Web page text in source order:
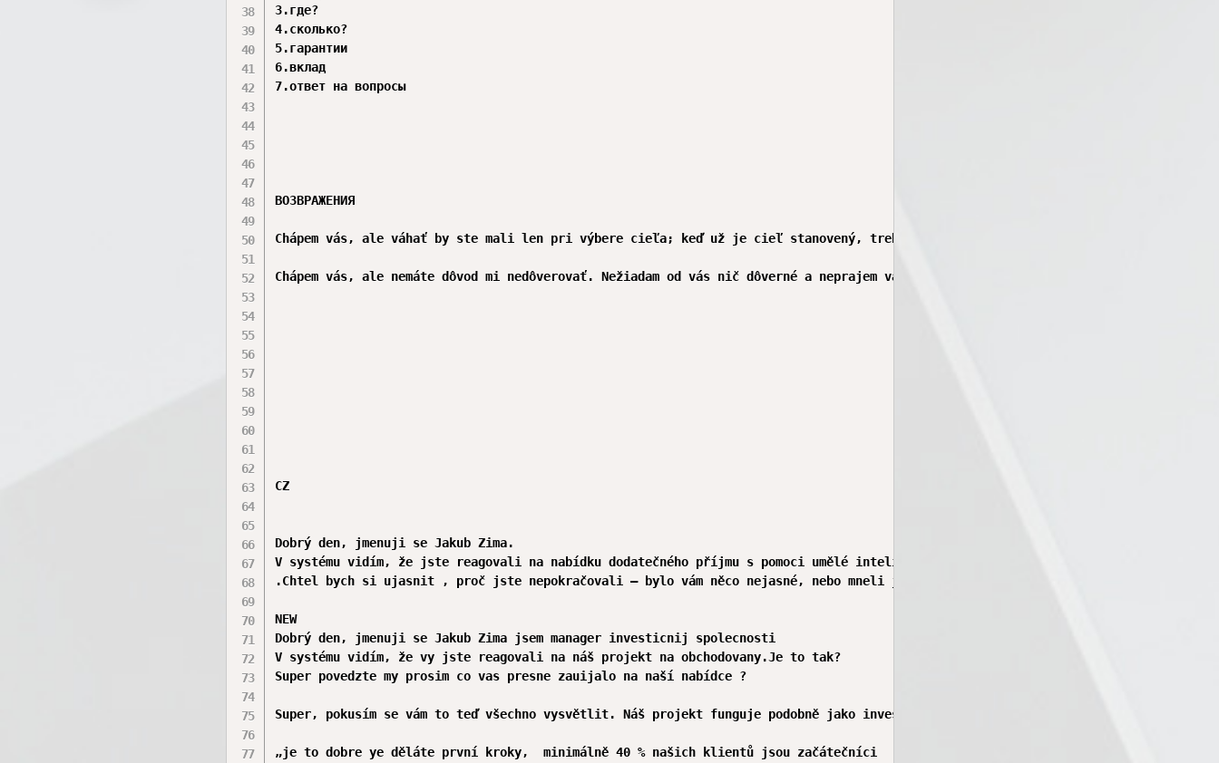
3.где?
4.сколько?
5.гарантии
6.вклад
7.ответ на вопросы
ВОЗВРАЖЕНИЯ
Chápem vás, ale váhať by ste mali len pri výbere cieľa; keď už je cieľ stanovený, treba len konať.
Chápem vás, ale nemáte dôvod mi nedôverovať. Nežiadam od vás nič dôverné a neprajem vám nič zlé. Moji klienti to zvyčajne
CZ
Dobrý den, jmenuji se Jakub Zima.
V systému vidím, že jste reagovali na nabídku dodatečného příjmu s pomoci umělé inteligence.
.Chtel bych si ujasnit , proč jste nepokračovali – bylo vám něco nejasné, nebo mneli jste  nějaké problémy?
NEW
Dobrý den, jmenuji se Jakub Zima jsem manager investicnij spolecnosti
V systému vidím, že vy jste reagovali na náš projekt na obchodovany.Je to tak?
Super povedzte my prosim co vas presne zauijalo na naší nabídce ?
Super, pokusím se vám to teď všechno vysvětlit. Náš projekt funguje podobně jako investiční fond v bance, jen u nás máte lepší
„je to dobre ye děláte první kroky,  minimálně 40 % našich klientů jsou začátečníci